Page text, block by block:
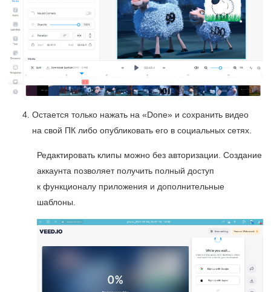
Остается только нажать на «Done» и сохранить видео
на свой ПК либо опубликовать его в социальных сетях.
Редактировать клипы можно без авторизации. Создание
аккаунта позволяет получить полный доступ
к функционалу приложения и дополнительные
шаблоны.